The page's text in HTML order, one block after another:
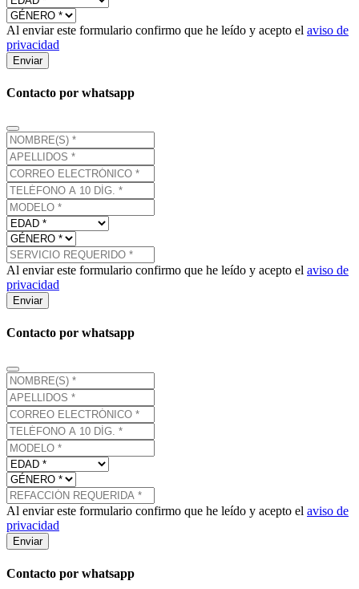
Al enviar este formulario confirmo que he leído y acepto el aviso de
privacidad
Enviar
Contacto por whatsapp
Al enviar este formulario confirmo que he leído y acepto el aviso de
privacidad
Enviar
Contacto por whatsapp
Al enviar este formulario confirmo que he leído y acepto el aviso de
privacidad
Enviar
Contacto por whatsapp